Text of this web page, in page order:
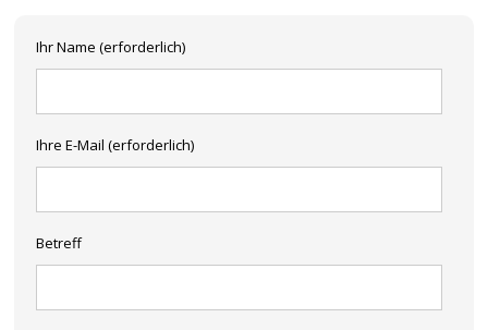
Ihr Name (erforderlich)
Ihre E-Mail (erforderlich)
Betreff